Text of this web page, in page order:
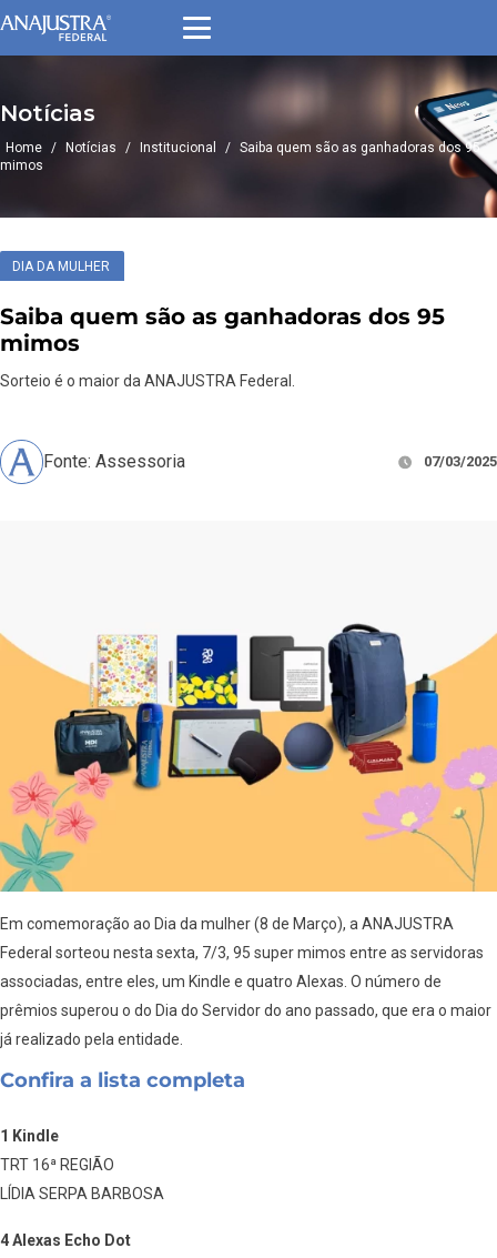
Notícias
Home / Notícias / Institucional / Saiba quem são as ganhadoras dos 95
mimos
DIA DA MULHER
Saiba quem são as ganhadoras dos 95
mimos
Sorteio é o maior da ANAJUSTRA Federal.
Fonte: Assessoria 07/03/2025
Em comemoração ao Dia da mulher (8 de Março), a ANAJUSTRA
Federal sorteou nesta sexta, 7/3, 95 super mimos entre as servidoras
associadas, entre eles, um Kindle e quatro Alexas. O número de
prêmios superou o do Dia do Servidor do ano passado, que era o maior
já realizado pela entidade.
Confira a lista completa
1 Kindle
TRT 16ª REGIÃO
LÍDIA SERPA BARBOSA
4 Alexas Echo Dot